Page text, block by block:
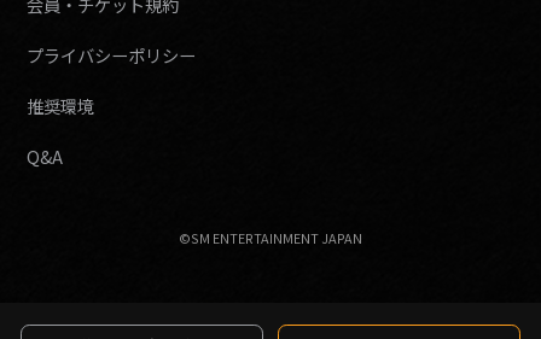
プライバシーポリシー
推奨環境
Q&A
©SM ENTERTAINMENT JAPAN